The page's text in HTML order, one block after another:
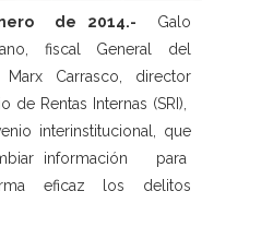
de 2014.- Galo
fiscal General del
Carrasco, director
de Rentas Internas (SRI),
interinstitucional, que
información para
eficaz los delitos